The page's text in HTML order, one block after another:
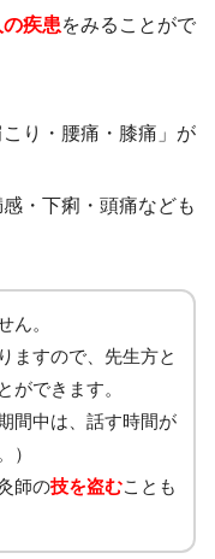
疾患をみることがで
り・腰痛・膝痛」が
・下痢・頭痛なども
ん。
ますので、先生方と
ができます。
間中は、話す時間が
）
師の技を盗むことも